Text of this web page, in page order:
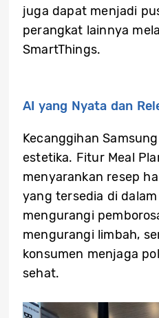
juga dapat menjadi
perangkat lainnya
SmartThings.
AI yang Nyata dan
Kecanggihan
estetika. Fitur Meal
menyarankan resep
yang tersedia di
mengurangi
mengurangi limbah,
konsumen menjaga
sehat.